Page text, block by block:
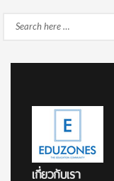
Search
เกี่ยวกับเรา